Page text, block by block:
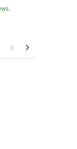
.